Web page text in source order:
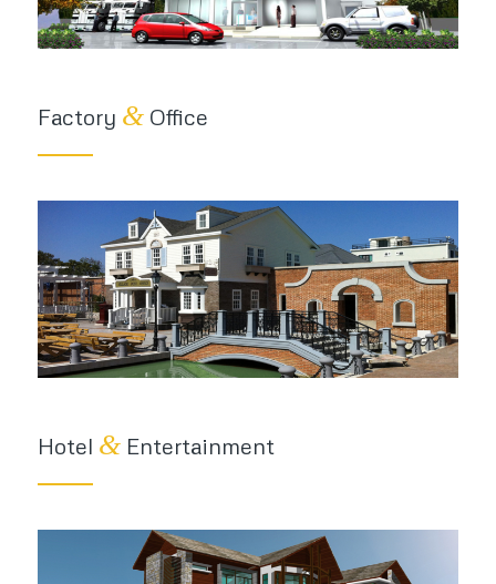
Factory &Office
Hotel &Entertainment